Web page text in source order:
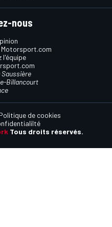
nous
l'équipe
Saussière
Billancourt
Tous droits réservés.
de cookies